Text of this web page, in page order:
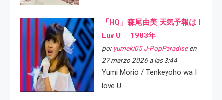
「HQ」森尾由美 天気予報は I
Luv U 1983年
por yumeki05 J-PopParadiseen
27 marzo 2026 a las 3:44
Yumi Morio / Tenkeyoho wa I
love U